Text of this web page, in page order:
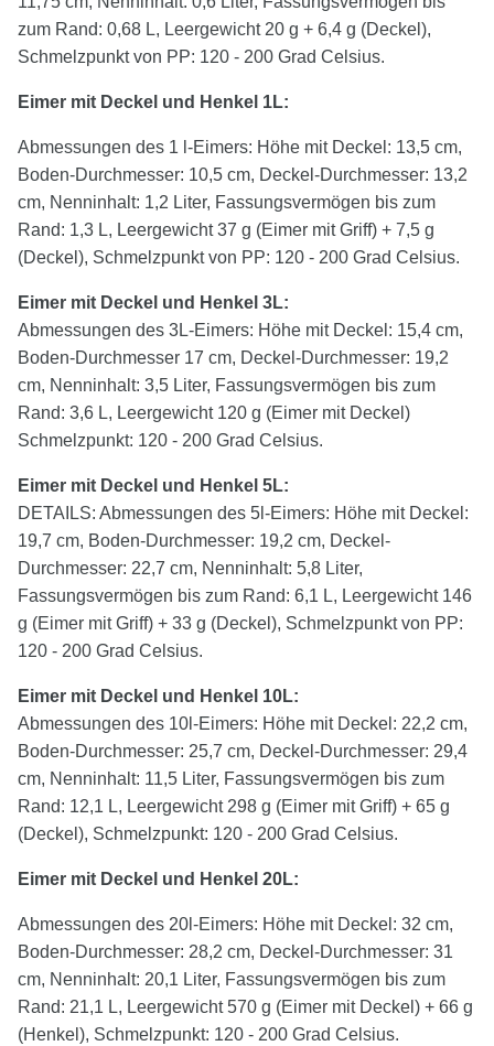
zum Rand: 0,68 L, Leergewicht 20 g + 6,4 g (Deckel),
Schmelzpunkt von PP: 120 - 200 Grad Celsius.
Eimer mit Deckel und Henkel 1L:
Abmessungen des 1 l-Eimers: Höhe mit Deckel: 13,5 cm,
Boden-Durchmesser: 10,5 cm, Deckel-Durchmesser: 13,2
cm, Nenninhalt: 1,2 Liter, Fassungsvermögen bis zum
Rand: 1,3 L, Leergewicht 37 g (Eimer mit Griff) + 7,5 g
(Deckel), Schmelzpunkt von PP: 120 - 200 Grad Celsius.
Eimer mit Deckel und Henkel 3L:
Abmessungen des 3L-Eimers: Höhe mit Deckel: 15,4 cm,
Boden-Durchmesser 17 cm, Deckel-Durchmesser: 19,2
cm, Nenninhalt: 3,5 Liter, Fassungsvermögen bis zum
Rand: 3,6 L, Leergewicht 120 g (Eimer mit Deckel)
Schmelzpunkt: 120 - 200 Grad Celsius.
Eimer mit Deckel und Henkel 5L:
DETAILS: Abmessungen des 5l-Eimers: Höhe mit Deckel:
19,7 cm, Boden-Durchmesser: 19,2 cm, Deckel-
Durchmesser: 22,7 cm, Nenninhalt: 5,8 Liter,
Fassungsvermögen bis zum Rand: 6,1 L, Leergewicht 146
g (Eimer mit Griff) + 33 g (Deckel), Schmelzpunkt von PP:
120 - 200 Grad Celsius.
Eimer mit Deckel und Henkel 10L:
Abmessungen des 10l-Eimers: Höhe mit Deckel: 22,2 cm,
Boden-Durchmesser: 25,7 cm, Deckel-Durchmesser: 29,4
cm, Nenninhalt: 11,5 Liter, Fassungsvermögen bis zum
Rand: 12,1 L, Leergewicht 298 g (Eimer mit Griff) + 65 g
(Deckel), Schmelzpunkt: 120 - 200 Grad Celsius.
Eimer mit Deckel und Henkel 20L:
Abmessungen des 20l-Eimers: Höhe mit Deckel: 32 cm,
Boden-Durchmesser: 28,2 cm, Deckel-Durchmesser: 31
cm, Nenninhalt: 20,1 Liter, Fassungsvermögen bis zum
Rand: 21,1 L, Leergewicht 570 g (Eimer mit Deckel) + 66 g
(Henkel), Schmelzpunkt: 120 - 200 Grad Celsius.